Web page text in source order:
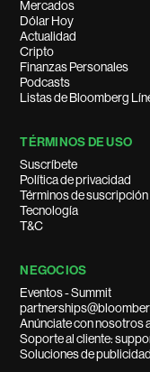
Mercados
Dólar Hoy
Actualidad
Cripto
Finanzas Personales
Podcasts
Listas de Bloomberg
TÉRMINOS DE USO
Suscríbete
Política de privacidad
Términos de suscripción
Tecnología
T&C
NEGOCIOS
Eventos - Summit
Anúnciate con nosotros
Soporte al cliente:
Soluciones de publicidad